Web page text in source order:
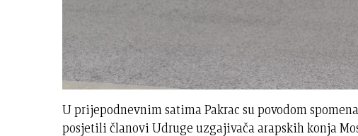
U prijepodnevnim satima Pakrac su povodom
posjetili članovi Udruge uzgajivača arapskih konja